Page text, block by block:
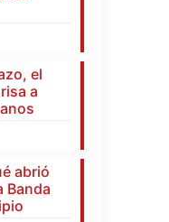
el
a
abrió
Banda